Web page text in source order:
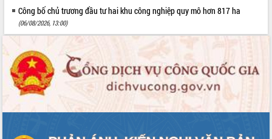
Xây dựng nền hành chính số đồng
hành cùng nông dân dân, doanh nghiệp
Giai đoạn 2026-2030, Đắk Lắk phấn
đấu có 77% xã đạt chuẩn nông thôn
mới
Chuyển đổi số 'mở đường' cho nông
nghiệp Đắk Lắk tăng trưởng bứt phá
Triển khai đồng bộ đo đạc, lập hồ sơ
địa chính, hoàn thiện cơ sở dữ liệu đất
Công bố chủ trương đầu tư hai khu công nghiệp quy mô hơn 817 ha
(06/08/2026, 13:00)